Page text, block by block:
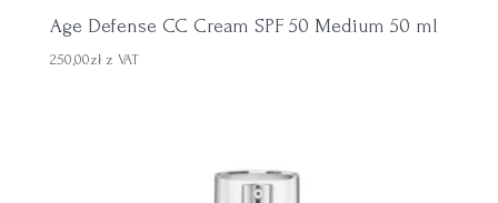
Age Defense CC Cream SPF 50 Medium 50 ml
250,00zł z VAT